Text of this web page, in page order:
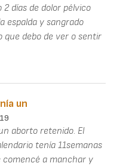
días de dolor pélvico
espalda y sangrado
que debo de ver o sentir
un
aborto retenido. El
tenía 11semanas
comencé a manchar y